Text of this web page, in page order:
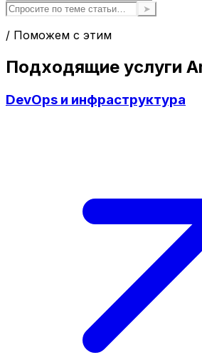
➤
/ Поможем с этим
Подходящие услуги
DevOps и инфраструктура